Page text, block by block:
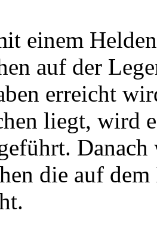
einem
auf der
erreicht
liegt, wird
Danach
die auf